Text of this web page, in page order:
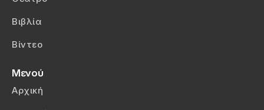
Βιβλία
Βίντεο
Μενού
Αρχική